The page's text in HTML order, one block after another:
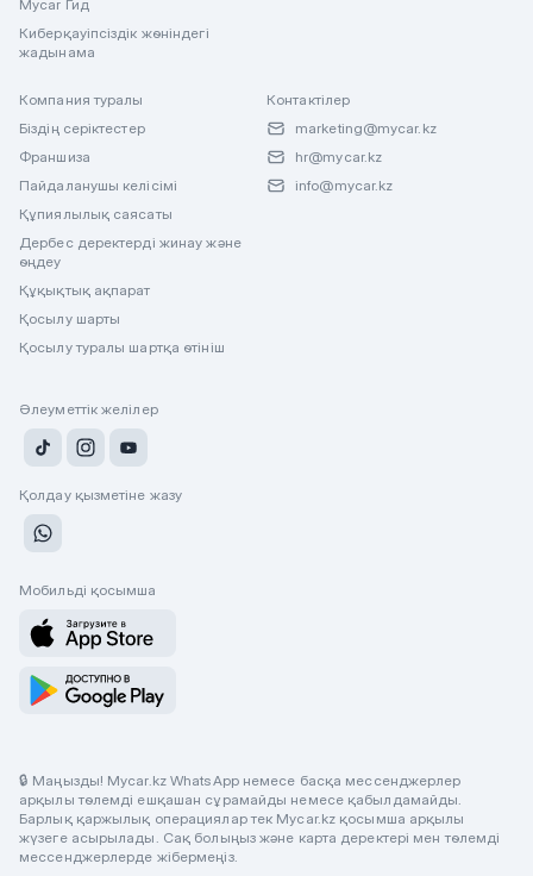
Mycar Гид
Киберқауіпсіздік жөніндегі
жадынама
Компания туралы
Біздің серіктестер
Франшиза
Пайдаланушы келісімі
Құпиялылық саясаты
Дербес деректерді жинау және
өңдеу
Құқықтық ақпарат
Қосылу шарты
Қосылу туралы шартқа өтініш
Контактілер
marketing@mycar.kz
hr@mycar.kz
info@mycar.kz
Әлеуметтік желілер
Қолдау қызметіне жазу
Мобильді қосымша
🔒 Маңызды! Mycar.kz WhatsApp немесе басқа мессенджерлер
арқылы төлемді ешқашан сұрамайды немесе қабылдамайды.
Барлық қаржылық операциялар тек Mycar.kz қосымша арқылы
жүзеге асырылады. Сақ болыңыз және карта деректері мен төлемді
мессенджерлерде жібермеңіз.